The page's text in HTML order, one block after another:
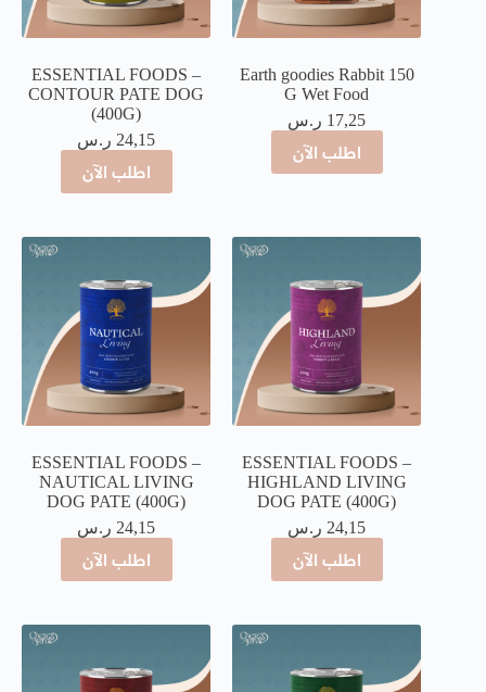
Earth goodies Rabbit 150
G Wet Food
17,25 ر.س
اطلب الآن
ESSENTIAL FOODS –
CONTOUR PATE DOG
(400G)
24,15 ر.س
اطلب الآن
ESSENTIAL FOODS –
HIGHLAND LIVING
DOG PATE (400G)
24,15 ر.س
اطلب الآن
ESSENTIAL FOODS –
NAUTICAL LIVING
DOG PATE (400G)
24,15 ر.س
اطلب الآن